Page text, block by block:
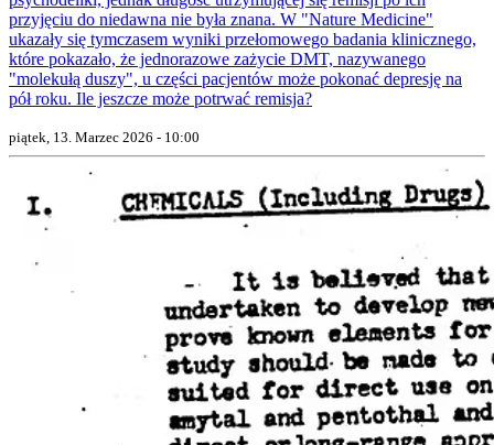
przyjęciu do niedawna nie była znana. W "Nature Medicine"
ukazały się tymczasem wyniki przełomowego badania klinicznego,
które pokazało, że jednorazowe zażycie DMT, nazywanego
"molekułą duszy", u części pacjentów może pokonać depresję na
pół roku. Ile jeszcze może potrwać remisja?
piątek, 13. Marzec 2026 - 10:00